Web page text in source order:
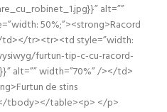
alt=””
50%;”><strong>Racord
tr><tr><td style=”width:
furtun-tip-c-cu-racord-
alt=”” width=”70%” /></td>
de stins
tbody></table><p> </p>